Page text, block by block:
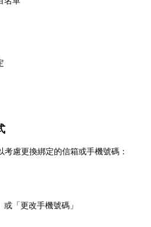
慮更換綁定的信箱或手機號碼：
「更改手機號碼」